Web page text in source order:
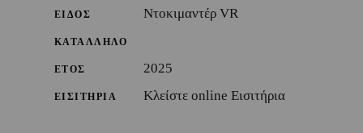
ΕΙΔΟΣ Ντοκιμαντέρ VR
ΚΑΤΑΛΛΗΛΟ
ΕΤΟΣ 2025
ΕΙΣΙΤΗΡΙΑ Κλείστε online Εισιτήρια